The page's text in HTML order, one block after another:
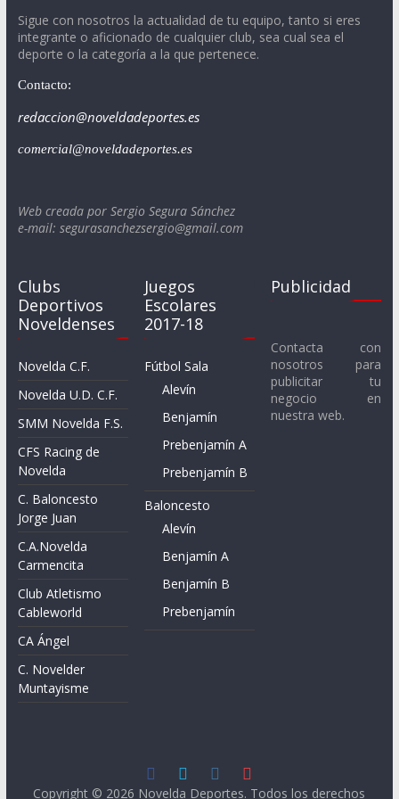
Sigue con nosotros la actualidad de tu equipo, tanto si eres
integrante o aficionado de cualquier club, sea cual sea el
deporte o la categoría a la que pertenece.
Contacto:
redaccion@noveldadeportes.es
comercial@noveldadeportes.es
Web creada por Sergio Segura Sánchez
e-mail: segurasanchezsergio@gmail.com
Clubs
Deportivos
Noveldenses
Novelda C.F.
Novelda U.D. C.F.
SMM Novelda F.S.
CFS Racing de
Novelda
C. Baloncesto
Jorge Juan
C.A.Novelda
Carmencita
Club Atletismo
Cableworld
CA Ángel
C. Novelder
Muntayisme
Juegos
Escolares
2017-18
Fútbol Sala
Alevín
Benjamín
Prebenjamín A
Prebenjamín B
Baloncesto
Alevín
Benjamín A
Benjamín B
Prebenjamín
Publicidad
Contacta con
nosotros para
publicitar tu
negocio en
nuestra web.
Copyright © 2026 Novelda Deportes. Todos los derechos